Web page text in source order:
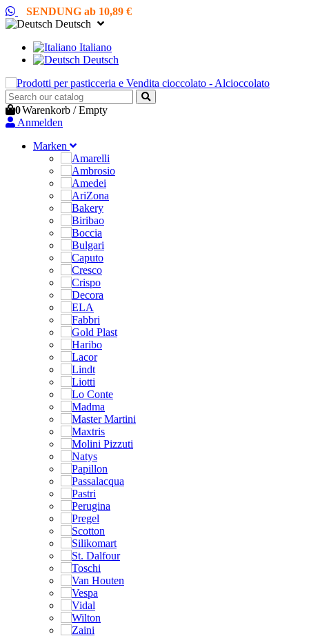
SENDUNG ab 10,89 €
Deutsch
Italiano
Deutsch
0Warenkorb /Empty
Anmelden
Marken